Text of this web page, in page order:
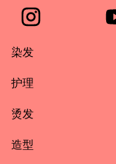
染发
护理
烫发
造型